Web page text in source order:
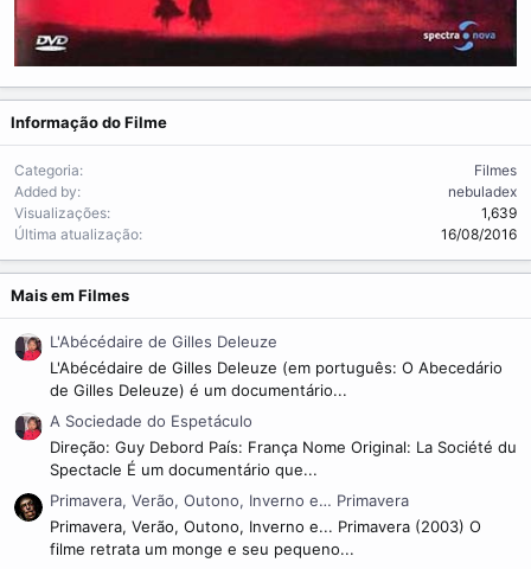
Informação do Filme
Categoria
Filmes
Added by
nebuladex
Visualizações
1,639
Última atualização
16/08/2016
Mais em Filmes
L'Abécédaire de Gilles Deleuze
L'Abécédaire de Gilles Deleuze (em português: O Abecedário
de Gilles Deleuze) é um documentário...
A Sociedade do Espetáculo
Direção: Guy Debord País: França Nome Original: La Société du
Spectacle É um documentário que...
Primavera, Verão, Outono, Inverno e… Primavera
Primavera, Verão, Outono, Inverno e... Primavera (2003) O
filme retrata um monge e seu pequeno...